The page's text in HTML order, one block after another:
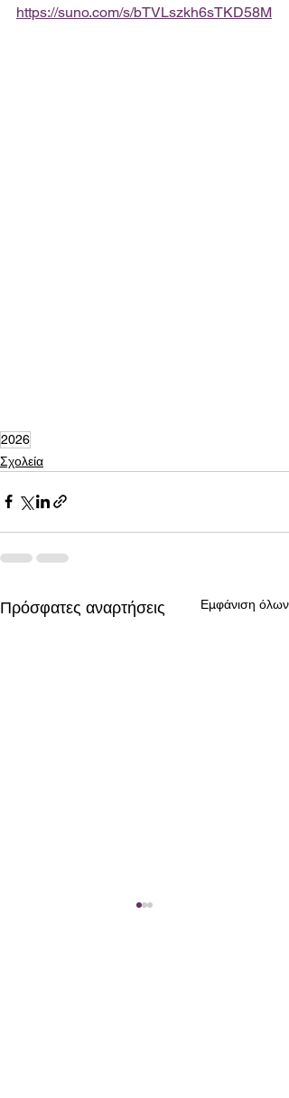
https://suno.com/s/bTVLszkh6sTKD58M
2026
Σχολεία
Πρόσφατες αναρτήσεις Εμφάνιση όλων